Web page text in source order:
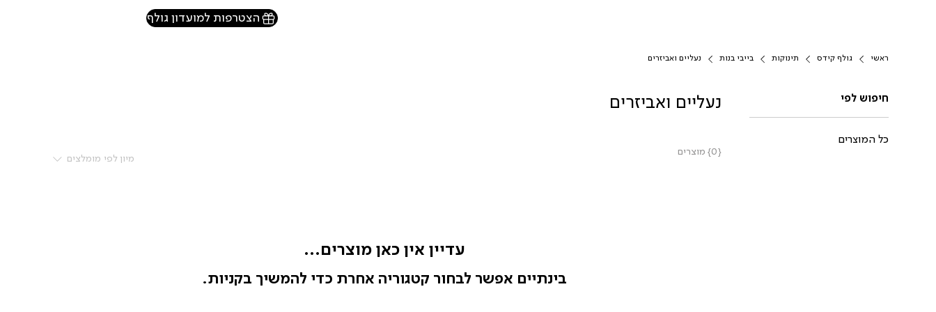
הצטרפות למועדון גולף
ראשי גולף קידס תינוקות בייבי בנות נעליים ואביזרים
חיפוש לפי
כל המוצרים
נעליים ואביזרים
{0} מוצרים
מיון לפי מומלצים
עדיין אין כאן מוצרים...
בינתיים אפשר לבחור קטגוריה אחרת כדי להמשיך בקניות.